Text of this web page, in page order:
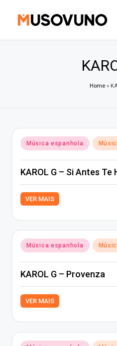
Home »
Posted
in
Música espanhola
KAROL G – Si Antes
VER MAIS
Posted
in
Música espanhola
KAROL G – Provenza
VER MAIS